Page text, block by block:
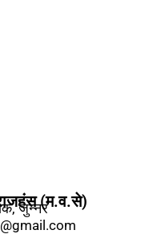
(म.व.से)
जुन्नर